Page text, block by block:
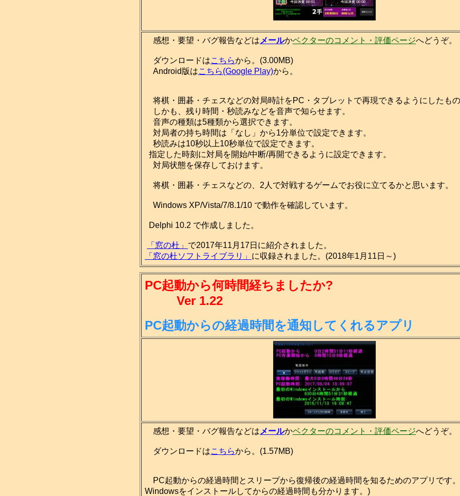
感想・要望・バグ報告などは メールかベクターのコメント・評価ページへどうぞ。
ダウンロードはこちらから。(3.00MB)
Android版はこちら(Google Play)から。
将棋・囲碁・チェスなどの対局時計をPC・タブレットで再現できるようにしたも
しかも、残り時間・秒読みなどを音声で知らせます。
音声の種類は5種類から選択できます。
対局者の持ち時間は「なし」から1分単位で設定できます。
秒読みは10秒以上10秒単位で設定できます。
指定した時刻に対局を開始/中断/再開できるように設定できます。
対局状態を保存しておけます。
将棋・囲碁・チェスなどの、2人で対戦するゲームでお役に立てるかと思います。
Windows XP/Vista/7/8.1/10 で動作を確認しています。
Delphi 10.2 で作成しました。
「窓の杜」 で2017年11月17日に紹介されました。
「窓の杜ソフトライブラリ」 に収録されました。(2018年1月11日～)
PC起動から何時間経ちましたか?
Ver 1.22
PC起動からの経過時間を通知してくれるアプリ
感想・要望・バグ報告などは メールかベクターのコメント・評価ページへどうぞ。
ダウンロードはこちらから。(1.57MB)
PC起動からの経過時間とスリープから復帰後の経過時間を知るためのアプリです
Windowsをインストールしてからの経過時間も分かります。)